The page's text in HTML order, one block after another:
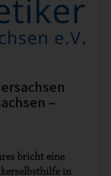
–
bricht eine
in